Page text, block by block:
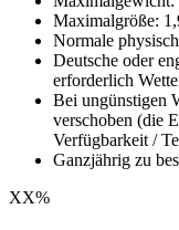
Maximalgröße:
Normale
Deutsche oder
erforderlich
Bei ungünstigen
verschoben (die
Verfügbarkeit /
Ganzjährig zu
XX%